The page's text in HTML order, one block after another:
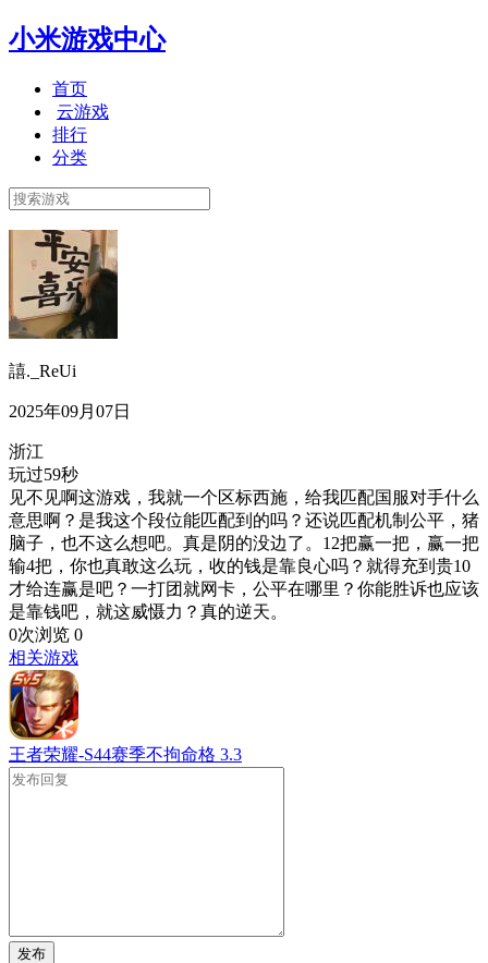
小米游戏中心
首页
云游戏
排行
分类
譆._ReUi
2025年09月07日
浙江
玩过59秒
见不见啊这游戏，我就一个区标西施，给我匹配国服对手什么
意思啊？是我这个段位能匹配到的吗？还说匹配机制公平，猪
脑子，也不这么想吧。真是阴的没边了。12把赢一把，赢一把
输4把，你也真敢这么玩，收的钱是靠良心吗？就得充到贵10
才给连赢是吧？一打团就网卡，公平在哪里？你能胜诉也应该
是靠钱吧，就这威慑力？真的逆天。
0次浏览 0
相关游戏
王者荣耀-S44赛季不拘命格 3.3
发布